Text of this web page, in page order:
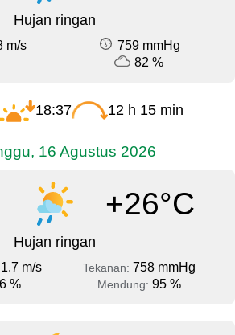
Hujan ringan
m/s
759 mmHg
82 %
18:37 12 h 15 min
16 Agustus 2026
+26°C
Hujan ringan
m/s Tekanan: 758 mmHg
% Mendung: 95 %